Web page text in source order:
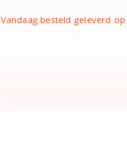
Vandaag besteld geleverd op